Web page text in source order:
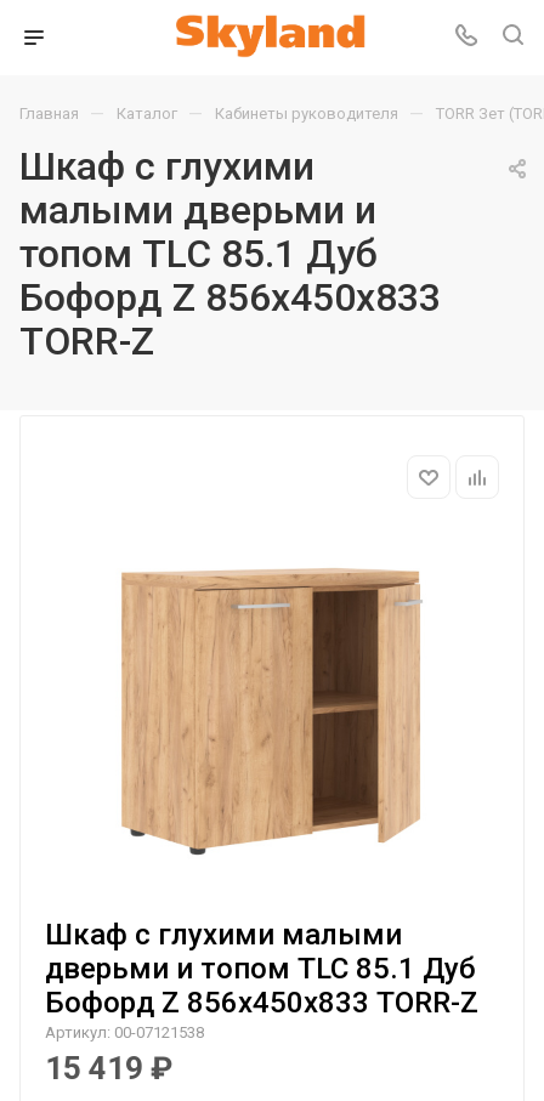
Главная — Каталог — Кабинеты руководителя — TORR Зет
Шкаф с глухими
малыми дверьми и
топом TLC 85.1 Дуб
Бофорд Z 856х450х833
TORR-Z
Шкаф с глухими малыми
дверьми и топом TLC 85.1 Дуб
Бофорд Z 856х450х833 TORR-Z
Артикул: 00-07121538
15 419 ₽